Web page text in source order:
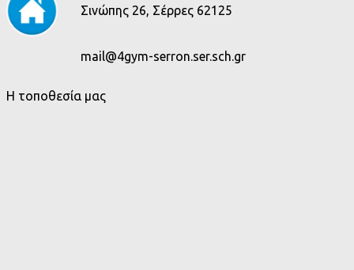
Σινώπης 26, Σέρρες 62125
mail@4gym-serron.ser.sch.gr
Η τοποθεσία μας